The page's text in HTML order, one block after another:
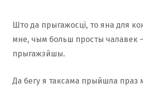
Што да прыгажосці, то яна для
мне, чым больш просты чалавек
прыгажэйшы.
Да бегу я таксама прыйшла праз